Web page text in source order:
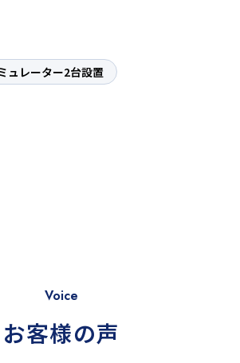
ュレーター2台設置
Voice
お客様の声